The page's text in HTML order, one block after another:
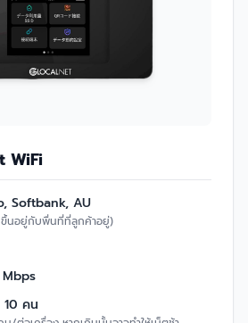
WiFi
Softbank, AU
ขึ้นอยู่กับพื่นที่ที่ลูกค้าอยู่)
10 คน